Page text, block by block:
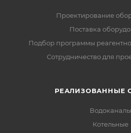
Проектирование
Поставка
Подбор программы
Сотрудничество для
РЕАЛИЗОВАННЫЕ
Водоканалы
Котельные